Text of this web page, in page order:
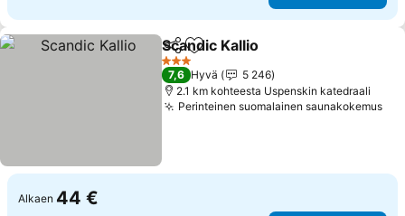
Jaa Lisää suosikkeihin
Scandic Kallio
3 Tähtiluokitus
7,6 Hyvä
5 246
2.1 km kohteesta Uspenskin katedraali
Perinteinen suomalainen saunakokemus
Alkaen 44 €